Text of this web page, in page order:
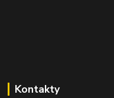
Kontakty